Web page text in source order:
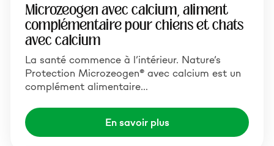
Microzeogen avec calcium, aliment
complémentaire pour chiens et chats
avec calcium
La santé commence à l’intérieur. Nature’s
Protection Microzeogen® avec calcium est un
complément alimentaire…
En savoir plus